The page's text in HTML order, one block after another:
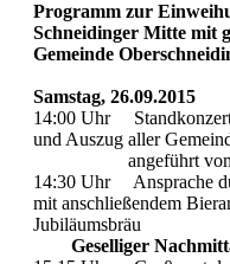
Programm zur
Schneidinger Mitte mit
Gemeinde
Samstag, 26.09.2015
14:00 Uhr Standkonzert
und Auszug aller
angeführt vom
14:30 Uhr Ansprache
mit anschließendem
Jubiläumsbräu
Geselliger